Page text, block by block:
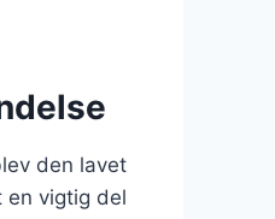
den lavet
vigtig del